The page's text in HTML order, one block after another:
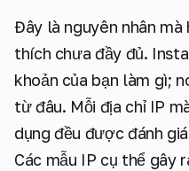
Đây là nguyên nhân mà
thích chưa đầy đủ.
khoản của bạn làm gì;
từ đâu. Mỗi địa chỉ IP
dụng đều được đánh
Các mẫu IP cụ thể gây